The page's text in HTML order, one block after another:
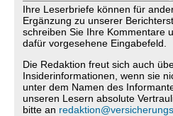
Ihre Leserbriefe können für
Ergänzung zu unserer
schreiben Sie Ihre Kommentare
dafür vorgesehene Eingabefeld.
Die Redaktion freut sich auch
Insiderinformationen, wenn sie
unter dem Namen des
unseren Lesern absolute
bitte an